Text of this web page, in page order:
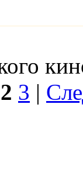
2 3 |